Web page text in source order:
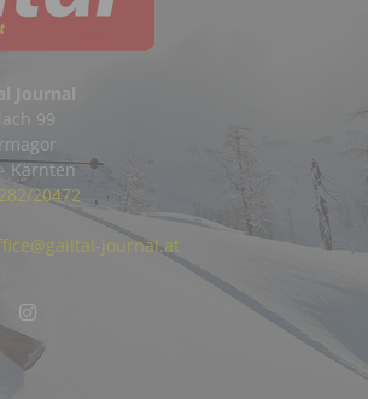
Journal
99
Kärnten
20472
journal.at